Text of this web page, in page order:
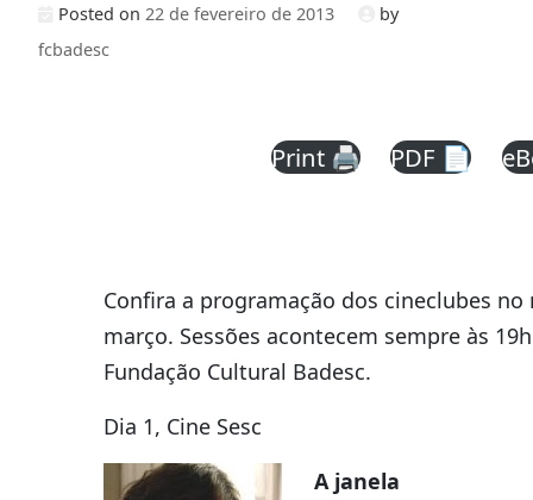
Posted on 22 de fevereiro de 2013
by
fcbadesc
Print 🖨 PDF 📄
Confira a programação dos cineclubes no
março. Sessões acontecem sempre às
Fundação Cultural Badesc.
Dia 1, Cine Sesc
A janela